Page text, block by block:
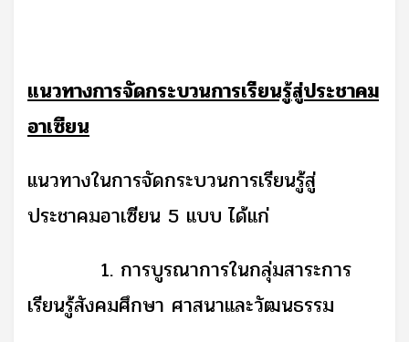
แนวทางการจัดกระบวนการเรียนรู้สู่ประชาคม
อาเซียน
แนวทางในการจัดกระบวนการเรียนรู้สู่
ประชาคมอาเซียน 5 แบบ ได้แก่
1. การบูรณาการในกลุ่มสาระการ
เรียนรู้สังคมศึกษา ศาสนาและวัฒนธรรม